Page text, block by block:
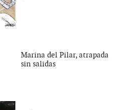
Marina del Pilar, atrapada
sin salidas